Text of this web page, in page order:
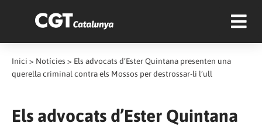
Inici > Notícies > Els advocats d’Ester Quintana presenten una
querella criminal contra els Mossos per destrossar-li l’ull
Els advocats d’Ester Quintana